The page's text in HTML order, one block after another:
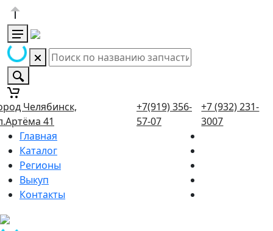
Челябинск,
41
+7(919) 356-
57-07
+7 (932) 231-
3007
Главная
Каталог
Регионы
Выкуп
Контакты